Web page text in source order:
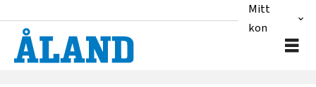
Mitt
konto